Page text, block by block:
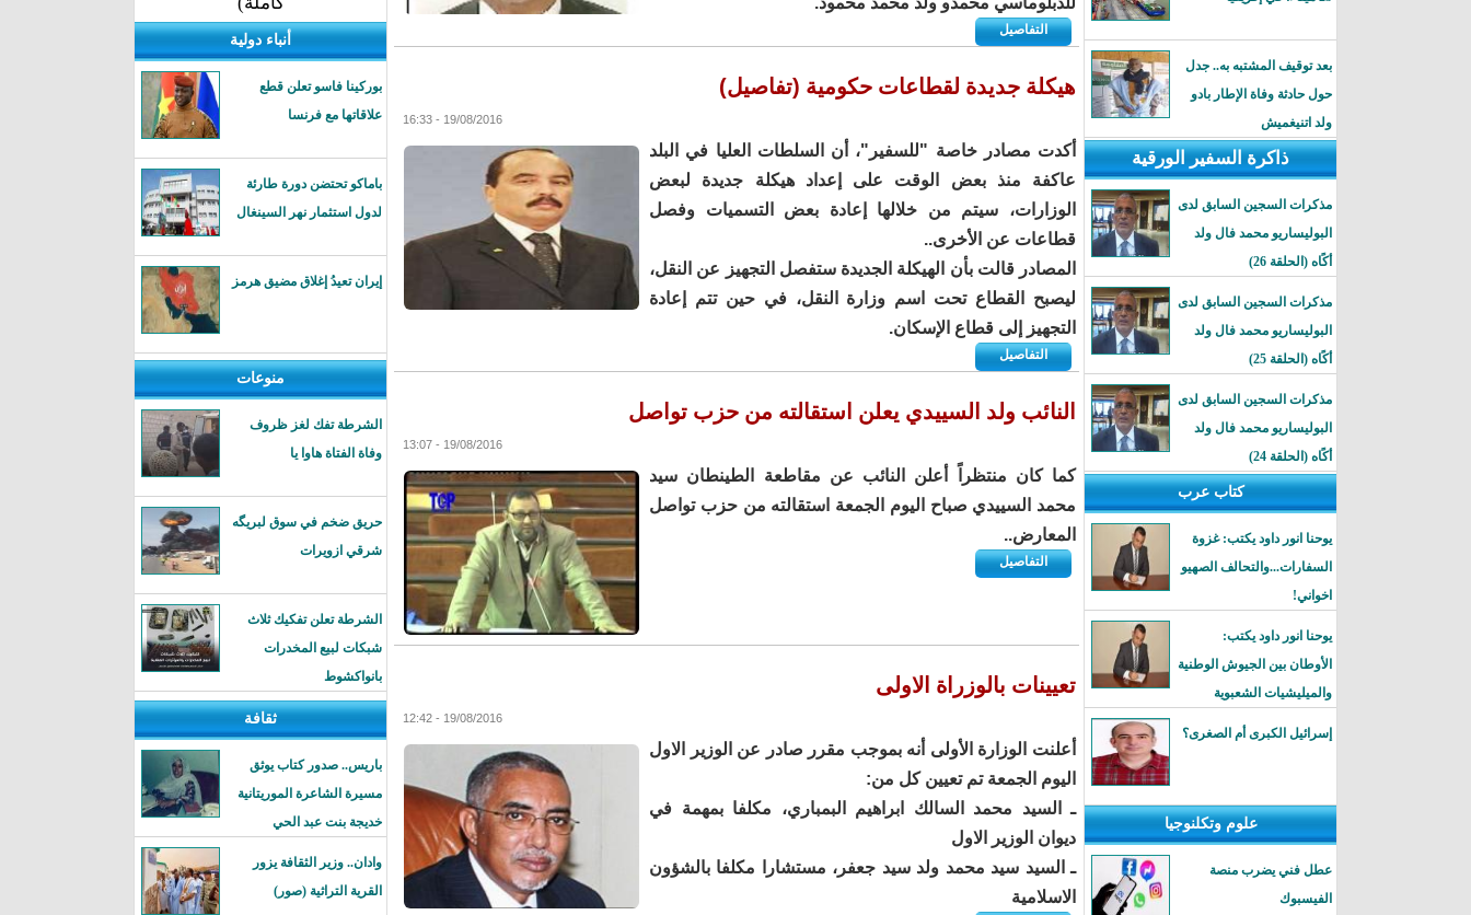
بعد توقيف المشتبه به.. جدل
حول حادثة وفاة الإطار بادو
ولد اتنيغميش
ذاكرة السفير الورقية
مذكرات السجين السابق لدى
البوليساريو محمد فال ولد
أكًاه (الحلقة 26)
مذكرات السجين السابق لدى
البوليساريو محمد فال ولد
أكًاه (الحلقة 25)
مذكرات السجين السابق لدى
البوليساريو محمد فال ولد
أكًاه (الحلقة 24)
كتاب عرب
يوحنا انور داود يكتب: غزوة
السفارات...والتحالف الصهيو
اخواني!
يوحنا انور داود يكتب:
الأوطان بين الجيوش الوطنية
والميليشيات الشعبوية
إسرائيل الكبرى أم الصغرى؟
علوم وتكلنوجيا
عطل فني يضرب منصة
الفيسبوك
التفاصيل
هيكلة جديدة لقطاعات حكومية (تفاصيل)
19/08/2016 - 16:33
أكدت مصادر خاصة "للسفير"، أن السلطات العليا في البلد
عاكفة منذ بعض الوقت على إعداد هيكلة جديدة لبعض
الوزارات، سيتم من خلالها إعادة بعض التسميات وفصل
قطاعات عن الأخرى..
المصادر قالت بأن الهيكلة الجديدة ستفصل التجهيز عن النقل،
ليصبح القطاع تحت اسم وزارة النقل، في حين تتم إعادة
التجهيز إلى قطاع الإسكان.
التفاصيل
النائب ولد السييدي يعلن استقالته من حزب تواصل
19/08/2016 - 13:07
كما كان منتظراً أعلن النائب عن مقاطعة الطينطان سيد
محمد السييدي صباح اليوم الجمعة استقالته من حزب تواصل
المعارض..
التفاصيل
تعيينات بالوزراة الاولى
19/08/2016 - 12:42
أعلنت الوزارة الأولى أنه بموجب مقرر صادر عن الوزير الاول
اليوم الجمعة تم تعيين كل من:
ـ السيد محمد السالك ابراهيم البمباري، مكلفا بمهمة في
ديوان الوزير الاول
ـ السيد سيد محمد ولد سيد جعفر، مستشارا مكلفا بالشؤون
الاسلامية
أنباء دولية
بوركينا فاسو تعلن قطع
علاقاتها مع فرنسا
باماكو تحتضن دورة طارئة
لدول استثمار نهر السينغال
إيران تعيدُ إغلاق مضيق هرمز
منوعات
الشرطة تفك لغز ظروف
وفاة الفتاة هاوا يا
حريق ضخم في سوق لبريگه
شرقي ازويرات
الشرطة تعلن تفكيك ثلاث
شبكات لبيع المخدرات
بانواكشوط
ثقافة
باريس.. صدور كتاب يوثق
مسيرة الشاعرة الموريتانية
خديجة بنت عبد الحي
وادان.. وزير الثقافة يزور
القرية التراثية (صور)